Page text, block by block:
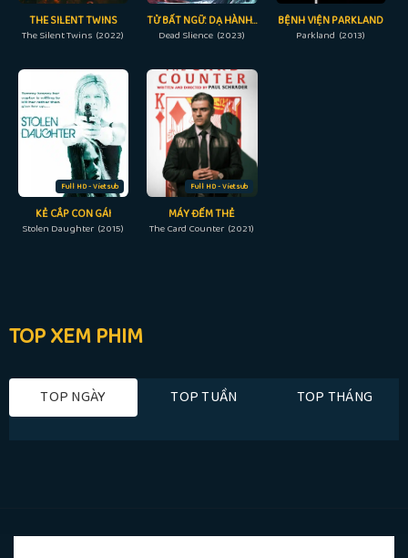
THE SILENT TWINS
The Silent Twins (2022)
TỬ BẤT NGỮ: DẠ HÀNH LANG
Dead Slience (2023)
BỆNH VIỆN PARKLAND
Parkland (2013)
Full HD - Vietsub
KẺ CẮP CON GÁI
Stolen Daughter (2015)
Full HD - Vietsub
MÁY ĐẾM THẺ
The Card Counter (2021)
TOP XEM PHIM
TOP NGÀY TOP TUẦN TOP THÁNG